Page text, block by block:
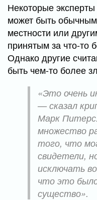
Некоторые
может быть
местности или
принятым за что-то
Однако другие
быть чем-то более
«Это очень
— сказал
Марк
множество
того, что
свидетели,
исключать
что это
существо».